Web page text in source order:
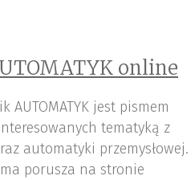
online
AUTOMATYK jest pismem
tematyką z
automatyki przemysłowej.
porusza na stronie